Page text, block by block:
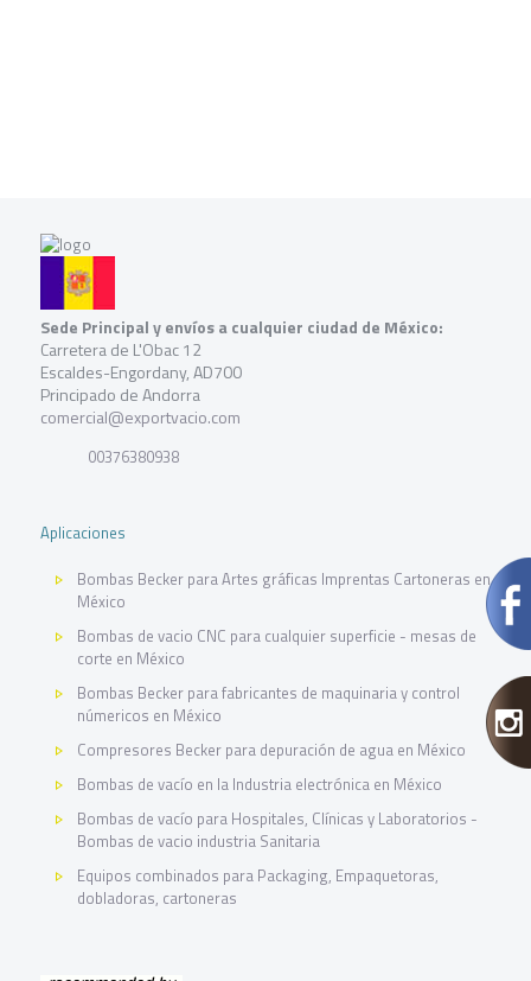
Sede Principal y envíos a cualquier ciudad de México:
Carretera de L'Obac 12
Escaldes-Engordany, AD700
Principado de Andorra
comercial@exportvacio.com
00376380938
Aplicaciones
Bombas Becker para Artes gráficas Imprentas Cartoneras en
México
Bombas de vacio CNC para cualquier superficie - mesas de
corte en México
Bombas Becker para fabricantes de maquinaria y control
númericos en México
Compresores Becker para depuración de agua en México
Bombas de vacío en la Industria electrónica en México
Bombas de vacío para Hospitales, Clínicas y Laboratorios -
Bombas de vacio industria Sanitaria
Equipos combinados para Packaging, Empaquetoras,
dobladoras, cartoneras